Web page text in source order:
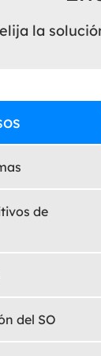
la
de
del SO